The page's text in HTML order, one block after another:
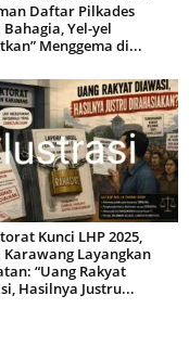
Daftar Pilkades
Yel-yel
Menggema di...
Kunci LHP 2025,
Karawang Layangkan
“Uang Rakyat
Hasilnya Justru...